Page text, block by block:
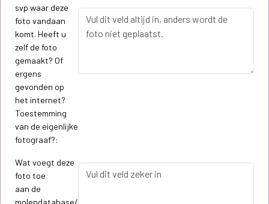
svp waar deze
foto vandaan
komt. Heeft u
zelf de foto
gemaakt? Of
ergens
gevonden op
het internet?
Toestemming
van de eigenlijke
fotograaf?:
Wat voegt deze
foto toe
aan de
molendatabase/